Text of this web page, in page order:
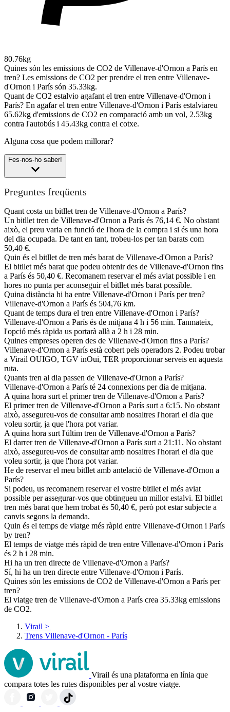
80.76kg
Quines són les emissions de CO2 de Villenave-d'Ornon a París en
tren? Les emissions de CO2 per prendre el tren entre Villenave-
d'Ornon i París són 35.33kg.
Quant de CO2 estalvio agafant el tren entre Villenave-d'Ornon i
París? En agafar el tren entre Villenave-d'Ornon i París estalviareu
65.62kg d'emissions de CO2 en comparació amb un vol, 2.53kg
contra l'autobús i 45.43kg contra el cotxe.
Alguna cosa que podem millorar?
Fes-nos-ho saber!
Preguntes freqüents
Quant costa un bitllet tren de Villenave-d'Ornon a París?
Un bitllet tren de Villenave-d'Ornon a París és 76,14 €. No obstant
això, el preu varia en funció de l'hora de la compra i si és una hora
del dia ocupada. De tant en tant, trobeu-los per tan barats com
50,40 €.
Quin és el bitllet de tren més barat de Villenave-d'Ornon a París?
El bitllet més barat que podeu obtenir des de Villenave-d'Ornon fins
a París és 50,40 €. Recomanem reservar el més aviat possible i en
hores no punta per aconseguir el bitllet més barat possible.
Quina distància hi ha entre Villenave-d'Ornon i París per tren?
Villenave-d'Ornon a París és 504,76 km.
Quant de temps dura el tren entre Villenave-d'Ornon i París?
Villenave-d'Ornon a París és de mitjana 4 h i 56 min. Tanmateix,
l'opció més ràpida us portarà allà a 2 h i 28 min.
Quines empreses operen des de Villenave-d'Ornon fins a París?
Villenave-d'Ornon a París està cobert pels operadors 2. Podeu trobar
a Virail OUIGO, TGV inOui, TER proporcionar serveis en aquesta
ruta.
Quants tren al dia passen de Villenave-d'Ornon a París?
Villenave-d'Ornon a París té 24 connexions per dia de mitjana.
A quina hora surt el primer tren de Villenave-d'Ornon a París?
El primer tren de Villenave-d'Ornon a París surt a 6:15. No obstant
això, assegureu-vos de consultar amb nosaltres l'horari el dia que
voleu sortir, ja que l'hora pot variar.
A quina hora surt l'últim tren de Villenave-d'Ornon a París?
El darrer tren de Villenave-d'Ornon a París surt a 21:11. No obstant
això, assegureu-vos de consultar amb nosaltres l'horari el dia que
voleu sortir, ja que l'hora pot variar.
He de reservar el meu bitllet amb antelació de Villenave-d'Ornon a
París?
Si podeu, us recomanem reservar el vostre bitllet el més aviat
possible per assegurar-vos que obtingueu un millor estalvi. El bitllet
tren més barat que hem trobat és 50,40 €, però pot estar subjecte a
canvis segons la demanda.
Quin és el temps de viatge més ràpid entre Villenave-d'Ornon i París
by tren?
El temps de viatge més ràpid de tren entre Villenave-d'Ornon i París
és 2 h i 28 min.
Hi ha un tren directe de Villenave-d'Ornon a París?
Sí, hi ha un tren directe entre Villenave-d'Ornon i París.
Quines són les emissions de CO2 de Villenave-d'Ornon a París per
tren?
El viatge tren de Villenave-d'Ornon a París crea 35.33kg emissions
de CO2.
Virail >
Trens Villenave-d'Ornon - París
Virail és una plataforma en línia que
compara totes les rutes disponibles per al vostre viatge.